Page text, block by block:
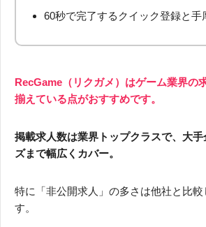
60秒で完了するクイック登録と手
RecGame（リクガメ）はゲーム業界の
揃えている点がおすすめです。
掲載求人数は業界トップクラスで、大
ズまで幅広くカバー。
特に「非公開求人」の多さは他社と比
す。